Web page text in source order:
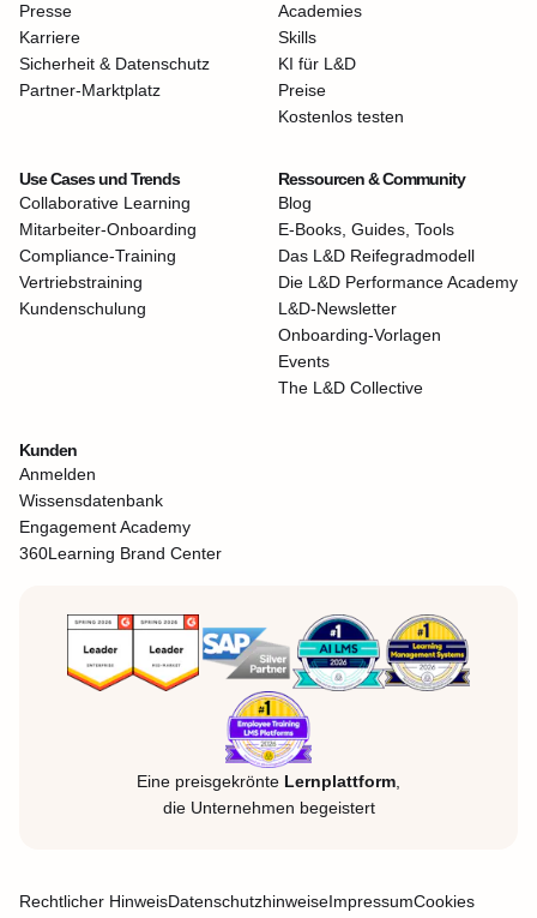
Presse
Karriere
Sicherheit & Datenschutz
Partner-Marktplatz
Academies
Skills
KI für L&D
Preise
Kostenlos testen
Use Cases und Trends
Collaborative Learning
Mitarbeiter-Onboarding
Compliance-Training
Vertriebstraining
Kundenschulung
Ressourcen & Community
Blog
E-Books, Guides, Tools
Das L&D Reifegradmodell
Die L&D Performance Academy
L&D-Newsletter
Onboarding-Vorlagen
Events
The L&D Collective
Kunden
Anmelden
Wissensdatenbank
Engagement Academy
360Learning Brand Center
Eine preisgekrönte Lernplattform
die Unternehmen begeistert
Rechtlicher HinweisDatenschutzhinweiseImpressumCookies